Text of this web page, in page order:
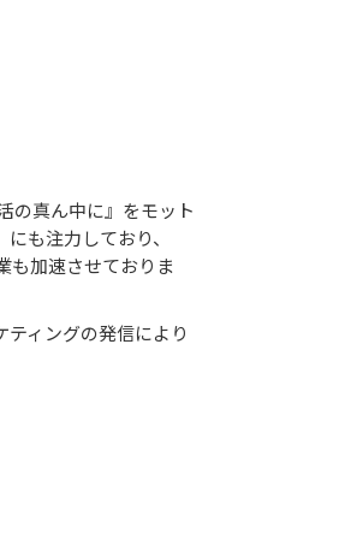
の真ん中に』をモット
も注力しており、
も加速させておりま
ィングの発信により